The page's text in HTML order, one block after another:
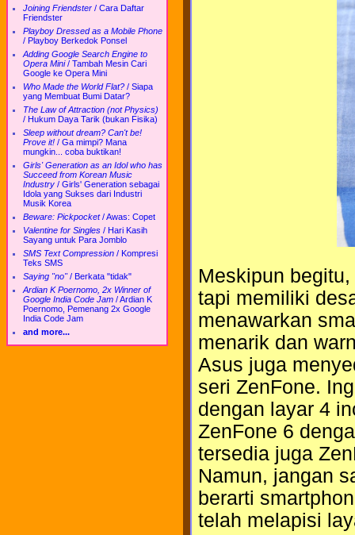
Joining Friendster / Cara Daftar
Friendster
Playboy Dressed as a Mobile Phone
/ Playboy Berkedok Ponsel
Adding Google Search Engine to
Opera Mini/ Tambah Mesin Cari
Google ke Opera Mini
Who Made the World Flat? / Siapa
yang Membuat Bumi Datar?
The Law of Attraction (not Physics)
/ Hukum Daya Tarik (bukan Fisika)
Sleep without dream? Can't be!
Prove it! / Ga mimpi? Mana
mungkin... coba buktikan!
Girls' Generation as an Idol who has
Succeed from Korean Music
Industry / Girls' Generation sebagai
Idola yang Sukses dari Industri
Musik Korea
Beware: Pickpocket/Awas: Copet
Valentine for Singles / Hari Kasih
Sayang untuk Para Jomblo
SMS Text Compression / Kompresi
Teks SMS
Saying "no"/ Berkata "tidak"
Ardian K Poernomo, 2x Winner of
Google India Code Jam /Ardian K
Poernomo, Pemenang 2x Google
India Code Jam
and more...
Meskipun
tapi memiliki
menawarkan
menarik dan
Asus juga
seri ZenFone.
dengan layar 4
ZenFone 6
tersedia juga
Namun, jangan
berarti
telah melapisi